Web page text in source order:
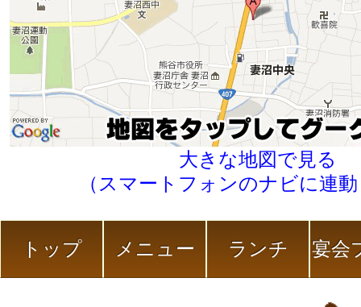
大きな地図で見る
（スマートフォンのナビに連
トップ メニュー ランチ 宴会